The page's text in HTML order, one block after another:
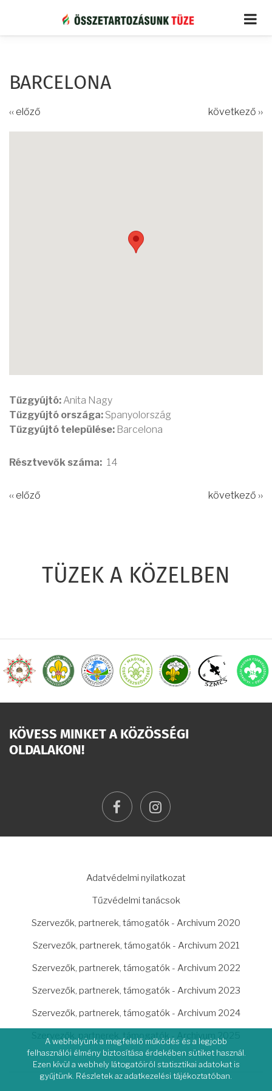
tartalomra
BARCELONA
‹‹ előző következő ››
Tűzgyújtó: Anita Nagy
Tűzgyújtó országa: Spanyolország
Tűzgyújtó települése: Barcelona
Résztvevők száma 14
‹‹ előző következő ››
TÜZEK A KÖZELBEN
KÖVESS MINKET A KÖZÖSSÉGI
OLDALAKON!
facebookinstagram
Adatvédelmi nyilatkozat
Tűzvédelmi tanácsok
Szervezők, partnerek, támogatók - Archivum 2020
Szervezők, partnerek, támogatók - Archivum 2021
Szervezők, partnerek, támogatók - Archivum 2022
Szervezők, partnerek, támogatók - Archivum 2023
Szervezők, partnerek, támogatók - Archivum 2024
Szervezők, partnerek, támogatók - Archivum 2025
A webhelyünk a megfelelő működés és a legjobb
felhasználói élmény biztosítása érdekében sütiket használ.
Ezen kívül a webhely látogatóiról statisztikai adatokat is
gyűjtünk. Részletek az adatkezelési tájékoztatóban.